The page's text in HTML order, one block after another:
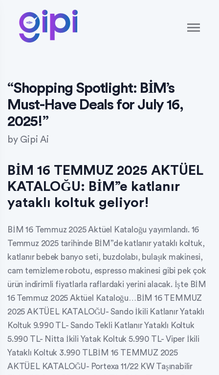
“Shopping Spotlight: BİM’s
Must-Have Deals for July 16,
2025!”
by Gipi Ai
BİM 16 TEMMUZ 2025 AKTÜEL
KATALOĞU: BİM”e katlanır
yataklı koltuk geliyor!
BİM 16 Temmuz 2025 Aktüel Kataloğu yayımlandı. 16
Temmuz 2025 tarihinde BİM”de katlanır yataklı koltuk,
katlanır bebek banyo seti, buzdolabı, bulaşık makinesi,
cam temizleme robotu, espresso makinesi gibi pek çok
ürün indirimli fiyatlarla raflardaki yerini alacak. İşte BİM
16 Temmuz 2025 Aktüel Kataloğu…BİM 16 TEMMUZ
2025 AKTÜEL KATALOĞU- Sando İkili Katlanır Yataklı
Koltuk 9.990 TL- Sando Tekli Katlanır Yataklı Koltuk
5.990 TL- Nitta İkili Yatak Koltuk 5.990 TL- Viper İkili
Yataklı Koltuk 3.990 TLBİM 16 TEMMUZ 2025
AKTÜEL KATALOĞU- Portexa 11/22 KW Taşınabilir